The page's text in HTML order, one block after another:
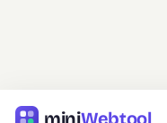
miniWebtool